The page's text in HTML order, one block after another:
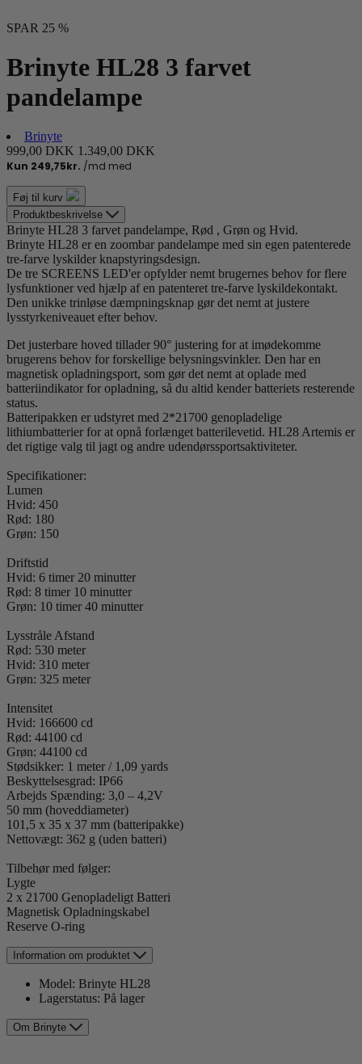
SPAR 25 %
Brinyte HL28 3 farvet
pandelampe
Brinyte
999,00 DKK 1.349,00 DKK
Føj til kurv
Produktbeskrivelse
Brinyte HL28 3 farvet pandelampe, Rød , Grøn og Hvid.
Brinyte HL28 er en zoombar pandelampe med sin egen patenterede
tre-farve lyskilder knapstyringsdesign.
De tre SCREENS LED'er opfylder nemt brugernes behov for flere
lysfunktioner ved hjælp af en patenteret tre-farve lyskildekontakt.
Den unikke trinløse dæmpningsknap gør det nemt at justere
lysstyrkeniveauet efter behov.
Det justerbare hoved tillader 90° justering for at imødekomme
brugerens behov for forskellige belysningsvinkler. Den har en
magnetisk opladningsport, som gør det nemt at oplade med
batteriindikator for opladning, så du altid kender batteriets resterende
status.
Batteripakken er udstyret med 2*21700 genopladelige
lithiumbatterier for at opnå forlænget batterilevetid. HL28 Artemis er
det rigtige valg til jagt og andre udendørssportsaktiviteter.
Specifikationer:
Lumen
Hvid: 450
Rød: 180
Grøn: 150
Driftstid
Hvid: 6 timer 20 minutter
Rød: 8 timer 10 minutter
Grøn: 10 timer 40 minutter
Lysstråle Afstand
Rød: 530 meter
Hvid: 310 meter
Grøn: 325 meter
Intensitet
Hvid: 166600 cd
Rød: 44100 cd
Grøn: 44100 cd
Stødsikker: 1 meter / 1,09 yards
Beskyttelsesgrad: IP66
Arbejds Spænding: 3,0 – 4,2V
50 mm (hoveddiameter)
101,5 x 35 x 37 mm (batteripakke)
Nettovægt: 362 g (uden batteri)
Tilbehør med følger:
Lygte
2 x 21700 Genopladeligt Batteri
Magnetisk Opladningskabel
Reserve O-ring
Information om produktet
Model: Brinyte HL28
Lagerstatus: På lager
Om Brinyte